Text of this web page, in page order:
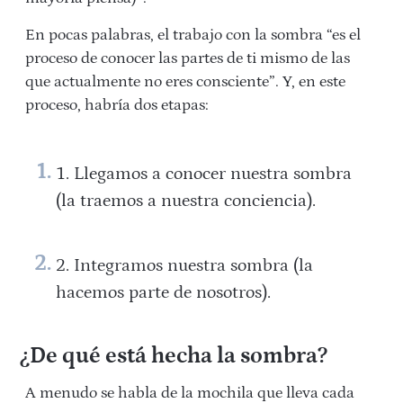
En pocas palabras, el trabajo con la sombra “es el
proceso de conocer las partes de ti mismo de las
que actualmente no eres consciente”. Y, en este
proceso, habría dos etapas:
Llegamos a conocer nuestra sombra
(la traemos a nuestra conciencia).
Integramos nuestra sombra (la
hacemos parte de nosotros).
¿De qué está hecha la sombra?
A menudo se habla de la mochila que lleva cada